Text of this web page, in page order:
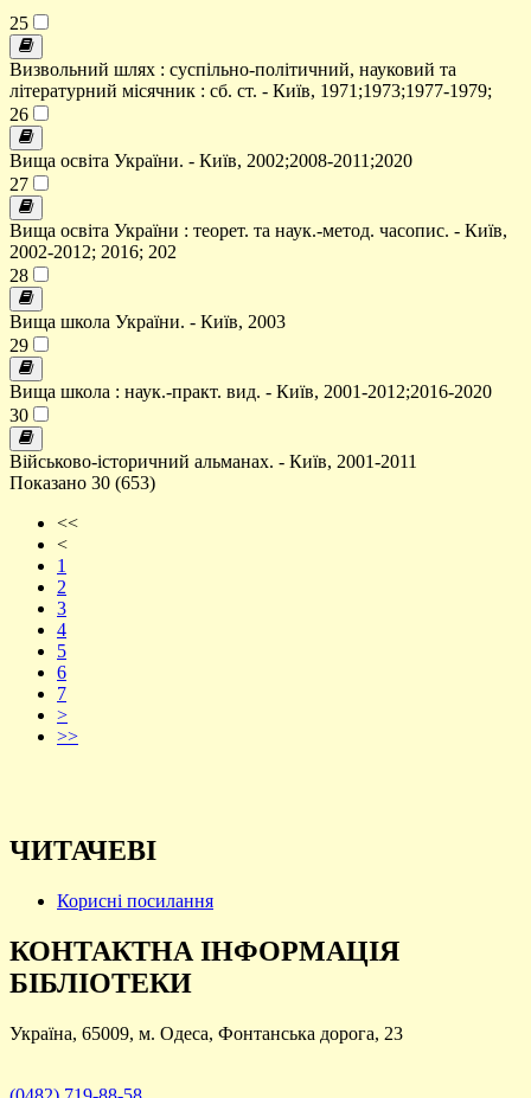
25
Визвольний шлях : суспільно-політичний, науковий та
літературний місячник : сб. ст. - Київ, 1971;1973;1977-1979;
26
Вища освіта України. - Київ, 2002;2008-2011;2020
27
Вища освіта України : теорет. та наук.-метод. часопис. - Київ,
2002-2012; 2016; 202
28
Вища школа України. - Київ, 2003
29
Вища школа : наук.-практ. вид. - Київ, 2001-2012;2016-2020
30
Військово-історичний альманах. - Київ, 2001-2011
Показано 30 (653)
<<
<
1
2
3
4
5
6
7
>
>>
ЧИТАЧЕВІ
Корисні посилання
КОНТАКТНА ІНФОРМАЦІЯ
БІБЛІОТЕКИ
Україна, 65009, м. Одеса, Фонтанська дорога, 23